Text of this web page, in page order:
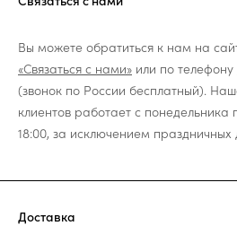
Вы можете обратиться к нам на
«Связаться с нами» или по телефону
(звонок по России бесплатный).
клиентов работает с понедельника
18:00, за исключением праздничных
Доставка